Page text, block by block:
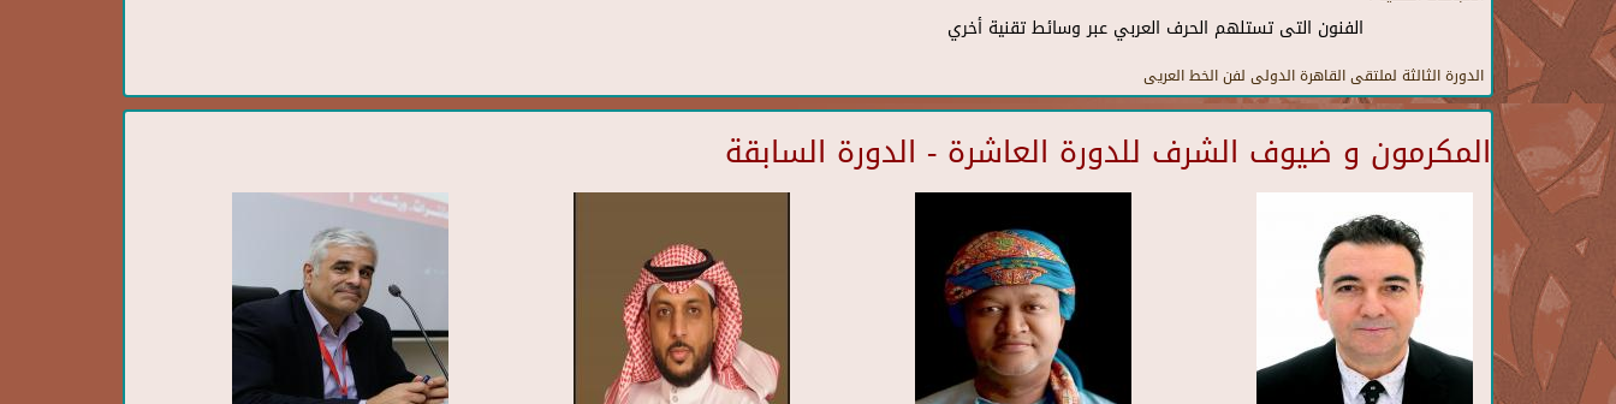
الفنون التى تستلهم الحرف العربي عبر وسائط تقنية أخري
الدورة الثالثة لملتقى القاهرة الدولى لفن الخط العريى
المكرمون و ضيوف الشرف للدورة العاشرة - الدورة السابقة